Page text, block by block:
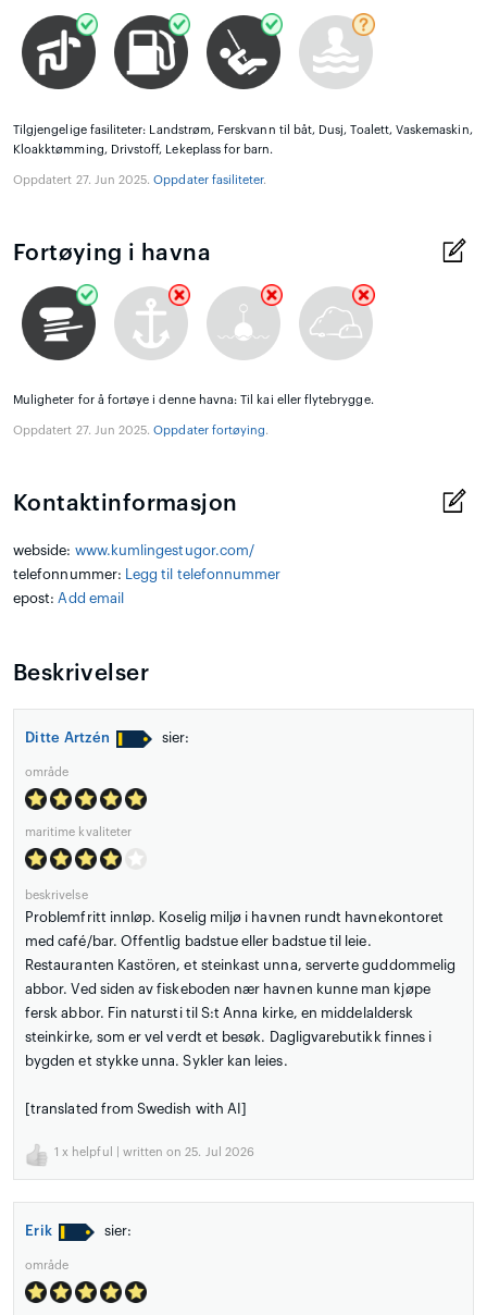
Tilgjengelige fasiliteter: Landstrøm, Ferskvann til båt, Dusj, Toalett, Vaskemaskin,
Kloakktømming, Drivstoff, Lekeplass for barn.
Oppdatert 27. Jun 2025.Oppdater fasiliteter.
Fortøying i havna
Muligheter for å fortøye i denne havna: Til kai eller flytebrygge.
Oppdatert 27. Jun 2025.Oppdater fortøying.
Kontaktinformasjon
webside: www.kumlingestugor.com/
telefonnummer:
Legg til telefonnummer
epost: Add email
Beskrivelser
Ditte Artzén sier:
område
maritime kvaliteter
beskrivelse
Problemfritt innløp. Koselig miljø i havnen rundt havnekontoret
med café/bar. Offentlig badstue eller badstue til leie.
Restauranten Kastören, et steinkast unna, serverte guddommelig
abbor. Ved siden av fiskeboden nær havnen kunne man kjøpe
fersk abbor. Fin natursti til S:t Anna kirke, en middelaldersk
steinkirke, som er vel verdt et besøk. Dagligvarebutikk finnes i
bygden et stykke unna. Sykler kan leies.
[translated from Swedish with AI]
1 x helpful | written on 25. Jul 2026
Erik sier:
område